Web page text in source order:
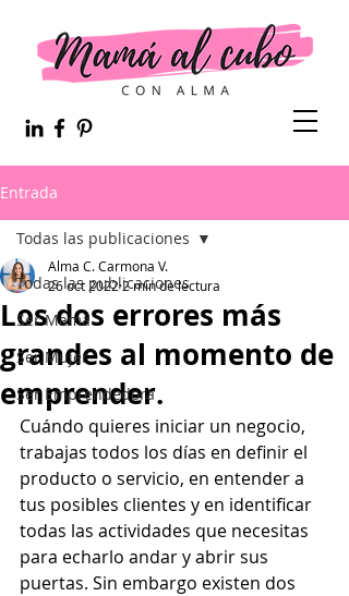
Entrada
Todas las publicaciones
Ser Mamá
Ser Mujer
Ser Emprendedora
Todas las publicaciones
Los dos errores más
grandes al momento de
emprender.
Alma C. Carmona V.
26 oct 2022 2 min de lectura
Cuándo quieres iniciar un negocio,
trabajas todos los días en definir el
producto o servicio, en entender a
tus posibles clientes y en identificar
todas las actividades que necesitas
para echarlo andar y abrir sus
puertas. Sin embargo existen dos